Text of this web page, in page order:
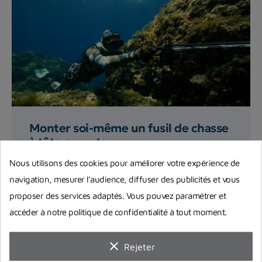
Monter soi-même un fusil de chasse
à tête ouverte
Vous souhaitez apprendre à monter vous-même
votre fusil harpon à tête ouverte ? On vous
explique précisément...
Nous utilisons des cookies pour améliorer votre expérience de
navigation, mesurer l’audience, diffuser des publicités et vous
proposer des services adaptés. Vous pouvez paramétrer et
accéder à notre politique de confidentialité à tout moment.
clear Rejeter